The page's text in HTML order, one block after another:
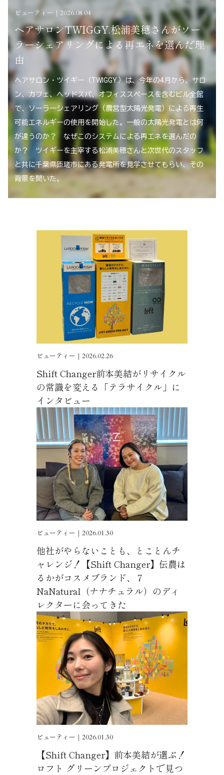
ビューティー｜2026.08.04
ヘアサロンTWIGGY.松浦美穂さんがソー
ラーシェアリングによる再エネを選んだ理
由
ヘアサロン・ツイギー（TWIGGY.）は、今年の4月から、サロ
ン、カフェ、ヘッドスパ、オフィススペースを含むビル全館
で、ソーラーシェアリング（農営型太陽光発電）による再生
可能エネルギーの使用を開始した。一般の太陽光発電とは何
が違うのか？ なぜこのシステムによる再エネを選んだの
か？ ツイギーを主宰する松浦美穂さんと次世代のスタッフ
と共に千葉県匝瑳市にある発電所を見学させてもらい、その
背景を聞いた。
ビューティー｜2026.02.26
Shift Changer前本美結がリサイクル
の常識を変える「テラサイクル」に
インタビュー
ビューティー｜2026.01.30
他社がやらないことも、とことんチ
ャレンジ！【Shift Changer】伝農は
るかがコスメブランド、７
NaNatural（ナナチュラル）のディ
レクターに会ってきた
ビューティー｜2026.01.30
【Shift Changer】前本美結が選ぶ！
ロフト グリーンプロジェクトで見つ